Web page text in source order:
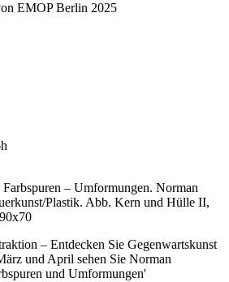
EMOP Berlin 2025
– Umformungen. Norman
Plastik. Abb. Kern und Hülle II,
– Entdecken Sie Gegenwartskunst
und April sehen Sie Norman
und Umformungen'